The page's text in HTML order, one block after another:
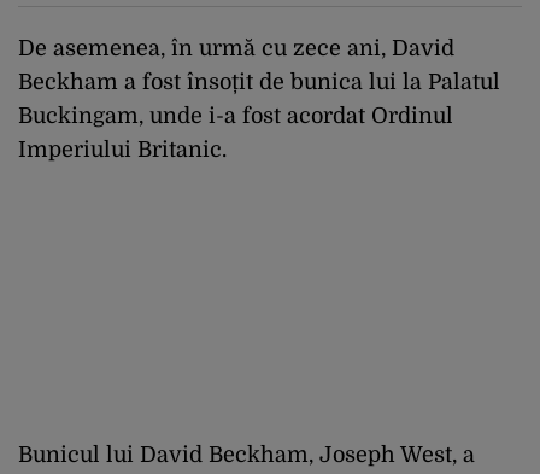
De asemenea, în urmă cu zece ani, David
Beckham a fost însoțit de bunica lui la Palatul
Buckingam, unde i-a fost acordat Ordinul
Imperiului Britanic.
Bunicul lui David Beckham, Joseph West, a